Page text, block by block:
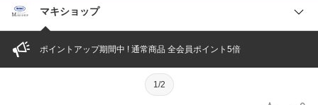
マキショップ
ポイントアップ期間中 ! 通常商品 全会員ポイント5倍
1/2